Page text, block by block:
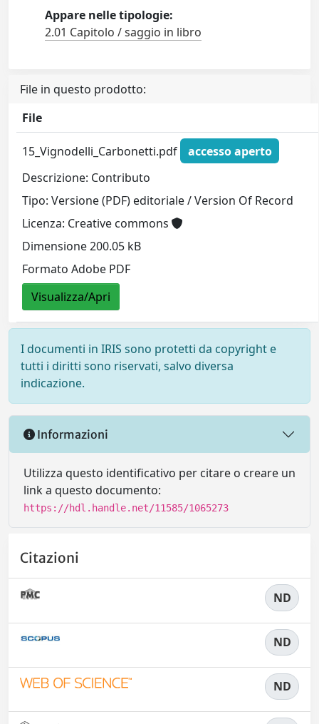
Appare nelle tipologie:
2.01 Capitolo / saggio in libro
File in questo prodotto:
File
15_Vignodelli_Carbonetti.pdf
accesso aperto
Descrizione: Contributo
Tipo: Versione (PDF) editoriale / Version Of Record
Licenza: Creative commons
Dimensione 200.05 kB
Formato Adobe PDF
Visualizza/Apri
I documenti in IRIS sono protetti da copyright e
tutti i diritti sono riservati, salvo diversa
indicazione.
Informazioni
Utilizza questo identificativo per citare o creare un
link a questo documento:
https://hdl.handle.net/11585/1065273
Citazioni
ND
ND
ND